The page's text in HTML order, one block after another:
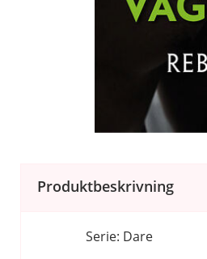
Produktbeskrivning
Serie: Dare